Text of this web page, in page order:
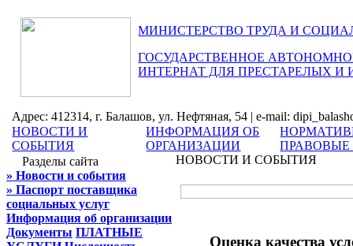
МИНИСТЕРСТВО ТРУДА И
ГОСУДАРСТВЕННОЕ
ИНТЕРНАТ ДЛЯ ПРЕСТАРЕЛЫХ И
Адрес: 412314, г. Балашов, ул. Нефтяная, 54 | e-mail:
НОВОСТИ И
СОБЫТИЯ
ИНФОРМАЦИЯ ОБ
ОРГАНИЗАЦИИ
Разделы сайта
» Новости и события
» Паспорт поставщика
социальных услуг
Информация об организации
Документы ПЛАТНЫЕ
НОВОСТИ И СОБЫТИЯ
Оценка качества